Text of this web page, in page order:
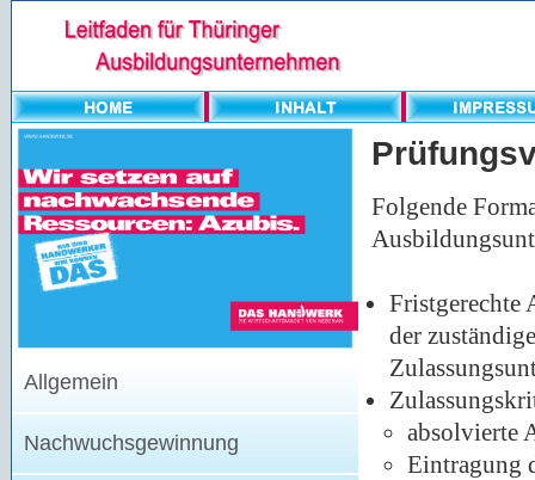
Allgemein
Nachwuchsgewinnung
Folgende
Fristgerechte
der
absolvierte
Eintragung